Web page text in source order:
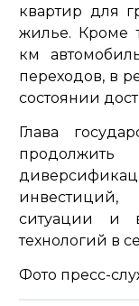
квартир для
жилье. Кроме
км
переходов, в
состоянии
Глава
ситуации и
технологий в
Фото пресс-